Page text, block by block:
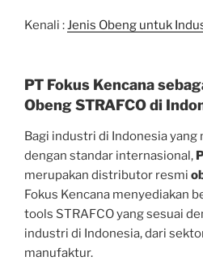
Kenali : Jenis Obeng untuk
PT Fokus Kencana
Obeng STRAFCO di
Bagi industri di Indonesia
dengan standar internasional,
merupakan distributor resmi
Fokus Kencana menyediakan
tools STRAFCO yang sesuai
industri di Indonesia, dari
manufaktur.